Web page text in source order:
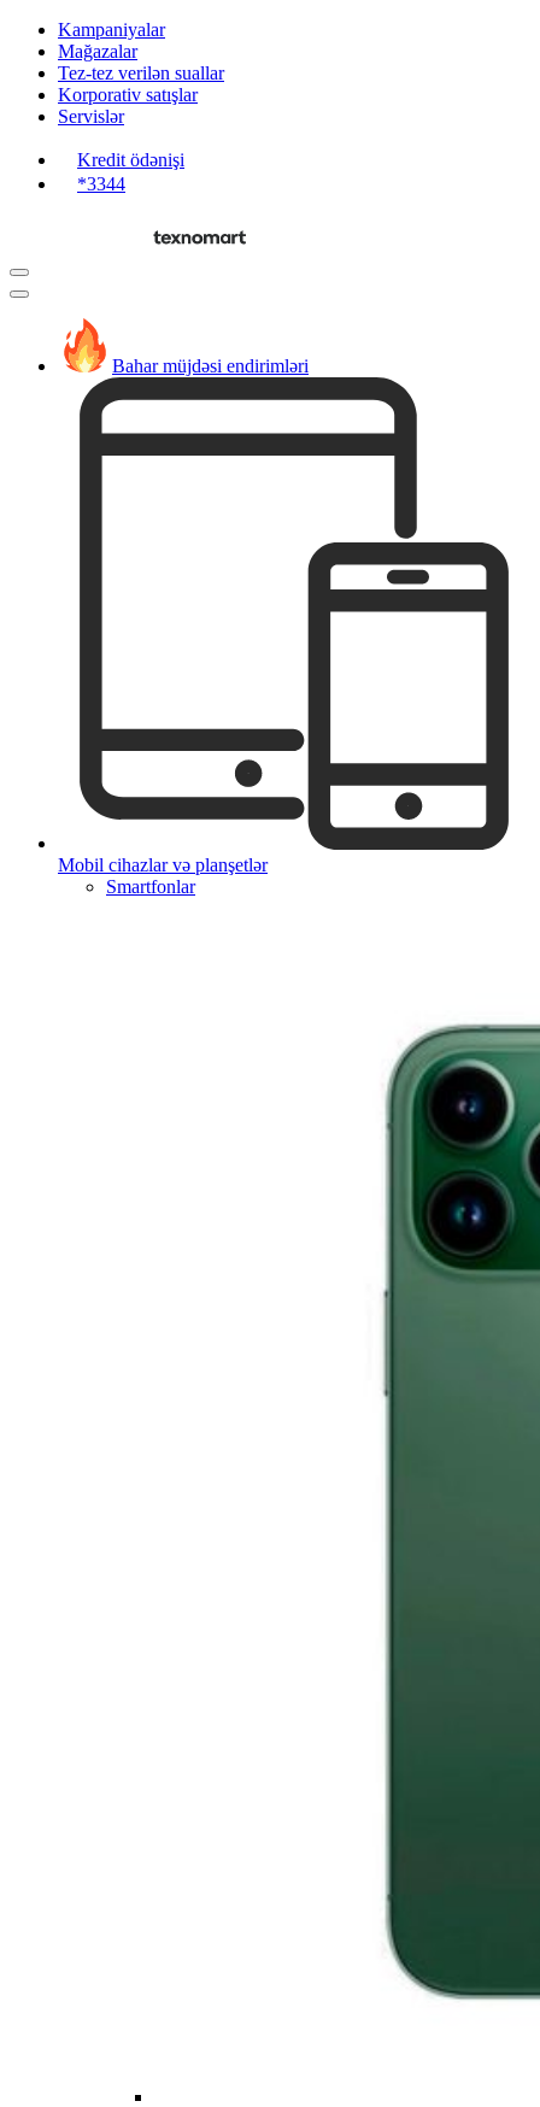
Kampaniyalar
Mağazalar
Tez-tez verilən suallar
Korporativ satışlar
Servislər
Kredit ödənişi
*3344
Bahar müjdəsi endirimləri
Mobil cihazlar və planşetlər
Smartfonlar